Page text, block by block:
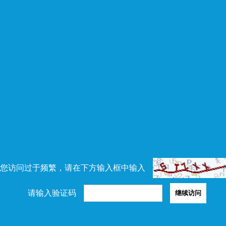
访问过于频繁，请在下方输入框中输入
请输入验证码 继续访问